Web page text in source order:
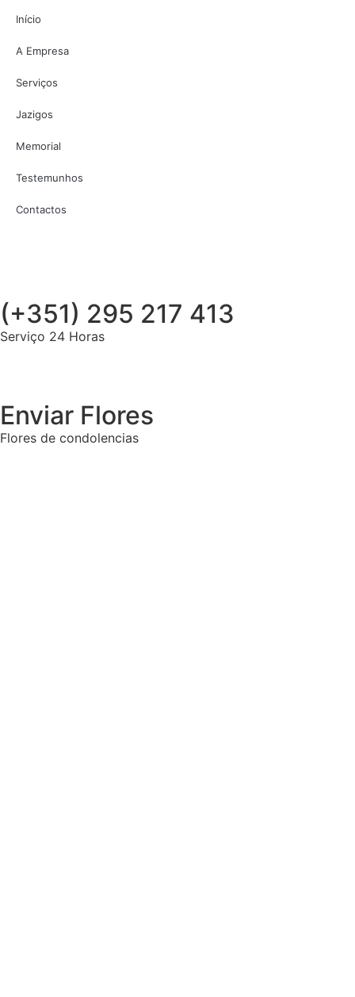
Início
A Empresa
Serviços
Jazigos
Memorial
Testemunhos
Contactos
(+351) 295 217 413
Serviço 24 Horas
Enviar Flores
Flores de condolencias